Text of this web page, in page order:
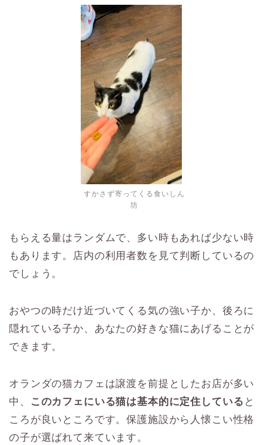
すかさず寄ってくる食いしん
坊
もらえる量はランダムで、多い時もあれば少ない時
もあります。店内の利用者数を見て判断しているの
でしょう。
おやつの時だけ近づいてくる気の強い子か、後ろに
隠れている子か、あなたの好きな猫にあげることが
できます。
オランダの猫カフェは譲渡を前提としたお店が多い
中、
このカフェにいる猫は基本的に定住している と
ころが良いところです。保護施設から人懐こい性格
の子が選ばれて来ています。